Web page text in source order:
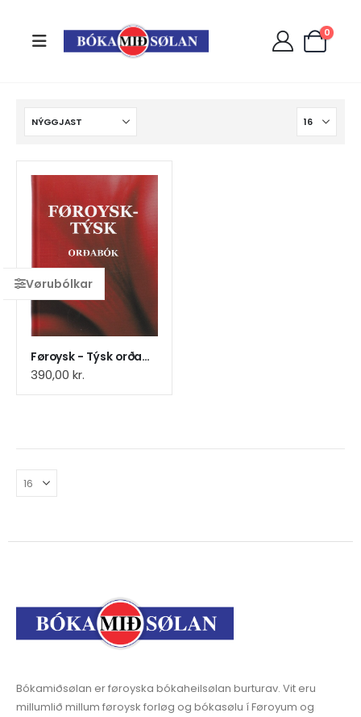
0
Føroysk - Týsk orðabók (12)
390,00 kr.
Bókamiðsølan er føroyska bókaheilsølan burturav. Vit eru
millumlið millum føroysk forløg og bókasølu í Føroyum og